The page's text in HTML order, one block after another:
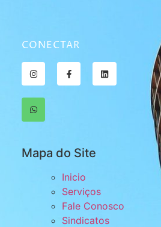
CONECTAR
Mapa do Site
Inicio
Serviços
Fale Conosco
Sindicatos